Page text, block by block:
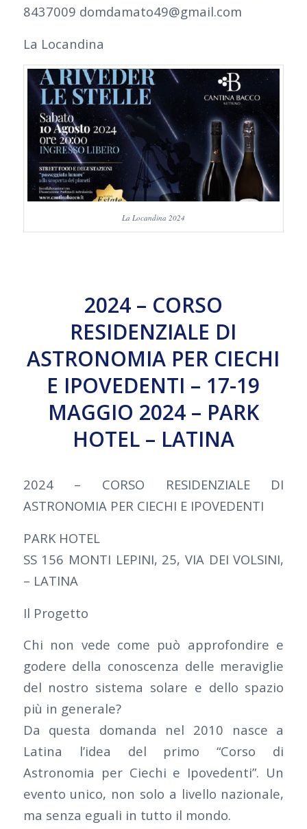
8437009 domdamato49@gmail.com
La Locandina
La Locandina 2024
2024 – CORSO
RESIDENZIALE DI
ASTRONOMIA PER CIECHI
E IPOVEDENTI – 17-19
MAGGIO 2024 – PARK
HOTEL – LATINA
2024 – CORSO RESIDENZIALE DI
ASTRONOMIA PER CIECHI E IPOVEDENTI
PARK HOTEL
SS 156 MONTI LEPINI, 25, VIA DEI VOLSINI,
– LATINA
Il Progetto
Chi non vede come può approfondire e
godere della conoscenza delle meraviglie
del nostro sistema solare e dello spazio
più in generale?
Da questa domanda nel 2010 nasce a
Latina l’idea del primo “Corso di
Astronomia per Ciechi e Ipovedenti”. Un
evento unico, non solo a livello nazionale,
ma senza eguali in tutto il mondo.